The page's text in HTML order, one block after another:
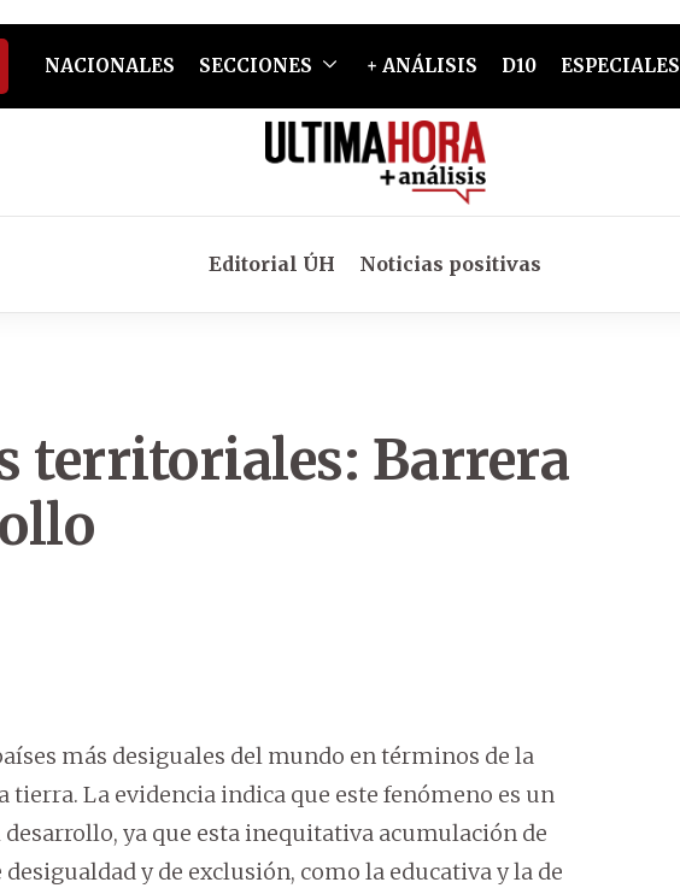
NACIONALES SECCIONES + ANÁLISIS D10 ESPECIALES
Editorial ÚH Noticias positivas
territoriales: Barrera
más desiguales del mundo en términos de la
tierra. La evidencia indica que este fenómeno es un
ya que esta inequitativa acumulación de
y de exclusión, como la educativa y la de